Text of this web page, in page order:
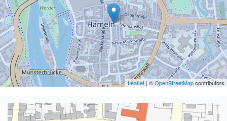
Leaflet | ©OpenStreetMapcontributors